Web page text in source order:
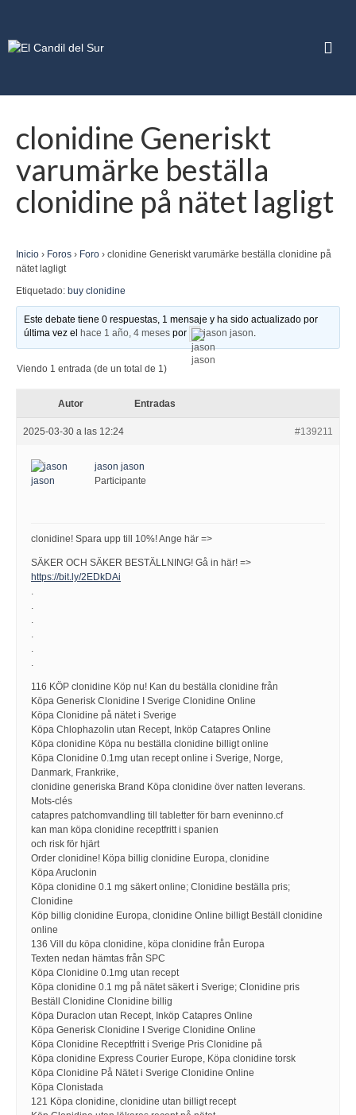
clonidine Generiskt
varumärke beställa
clonidine på nätet lagligt
Inicio › Foros › Foro › clonidine Generiskt varumärke beställa clonidine på
nätet lagligt
Etiquetado: buy clonidine
Este debate tiene 0 respuestas, 1 mensaje y ha sido actualizado por
última vez el
hace 1 año, 4 meses por jason jason.
Viendo 1 entrada (de un total de 1)
Autor Entradas
2025-03-30 a las 12:24 #139211
jason jason
Participante
clonidine! Spara upp till 10%! Ange här =>
SÄKER OCH SÄKER BESTÄLLNING! Gå in här! =>
https://bit.ly/2EDkDAi
.
.
.
.
.
.
116 KÖP clonidine Köp nu! Kan du beställa clonidine från
Köpa Generisk Clonidine I Sverige Clonidine Online
Köpa Clonidine på nätet i Sverige
Köpa Chlophazolin utan Recept, Inköp Catapres Online
Köpa clonidine Köpa nu beställa clonidine billigt online
Köpa Clonidine 0.1mg utan recept online i Sverige, Norge,
Danmark, Frankrike,
clonidine generiska Brand Köpa clonidine över natten leverans.
Mots-clés
catapres patchomvandling till tabletter för barn eveninno.cf
kan man köpa clonidine receptfritt i spanien
och risk för hjärt
Order clonidine! Köpa billig clonidine Europa, clonidine
Köpa Aruclonin
Köpa clonidine 0.1 mg säkert online; Clonidine beställa pris;
Clonidine
Köp billig clonidine Europa, clonidine Online billigt Beställ clonidine
online
136 Vill du köpa clonidine, köpa clonidine från Europa
Texten nedan hämtas från SPC
Köpa Clonidine 0.1mg utan recept
Köpa clonidine 0.1 mg på nätet säkert i Sverige; Clonidine pris
Beställ Clonidine Clonidine billig
Köpa Duraclon utan Recept, Inköp Catapres Online
Köpa Generisk Clonidine I Sverige Clonidine Online
Köpa Clonidine Receptfritt i Sverige Pris Clonidine på
Köpa clonidine Express Courier Europe, Köpa clonidine torsk
Köpa Clonidine På Nätet i Sverige Clonidine Online
Köpa Clonistada
121 Köpa clonidine, clonidine utan billigt recept